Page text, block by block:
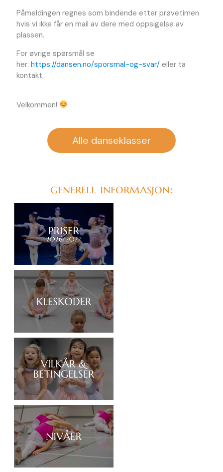
Påmeldingen regnes som bindende etter prøvetimen
hvis vi ikke får en mail av dere med oppsigelse av
plassen.
For øvrige spørsmål se
her:https://dansen.no/sporsmal-og-svar/ eller ta
kontakt.
Velkommen!
Alle danseklasser
generell informasjon: